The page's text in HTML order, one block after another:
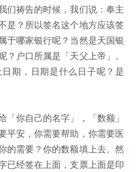
们祷告的时候，我们说：奉主
是？所以签名这个地方应该签
于哪家银行呢？当然是天国银
户口所属是「天父上帝」。
期，日期是什么日子呢？是
你自己的名字」，「数额」
平安，你需要帮助，你需要医
的需要？你的数额填上去。然
已经签在上面，支票上面是印